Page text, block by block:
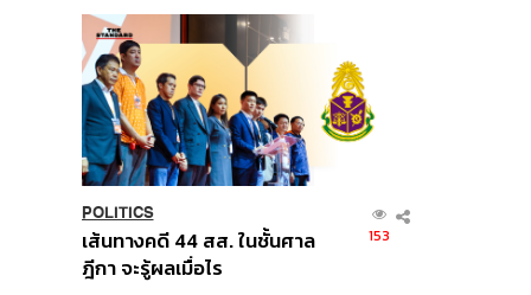
POLITICS
เส้นทางคดี 44 สส. ในชั้นศาล
ฎีกา จะรู้ผลเมื่อไร
153